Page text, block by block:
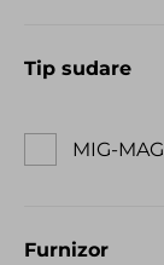
Tip sudare
MIG-MAG
Furnizor